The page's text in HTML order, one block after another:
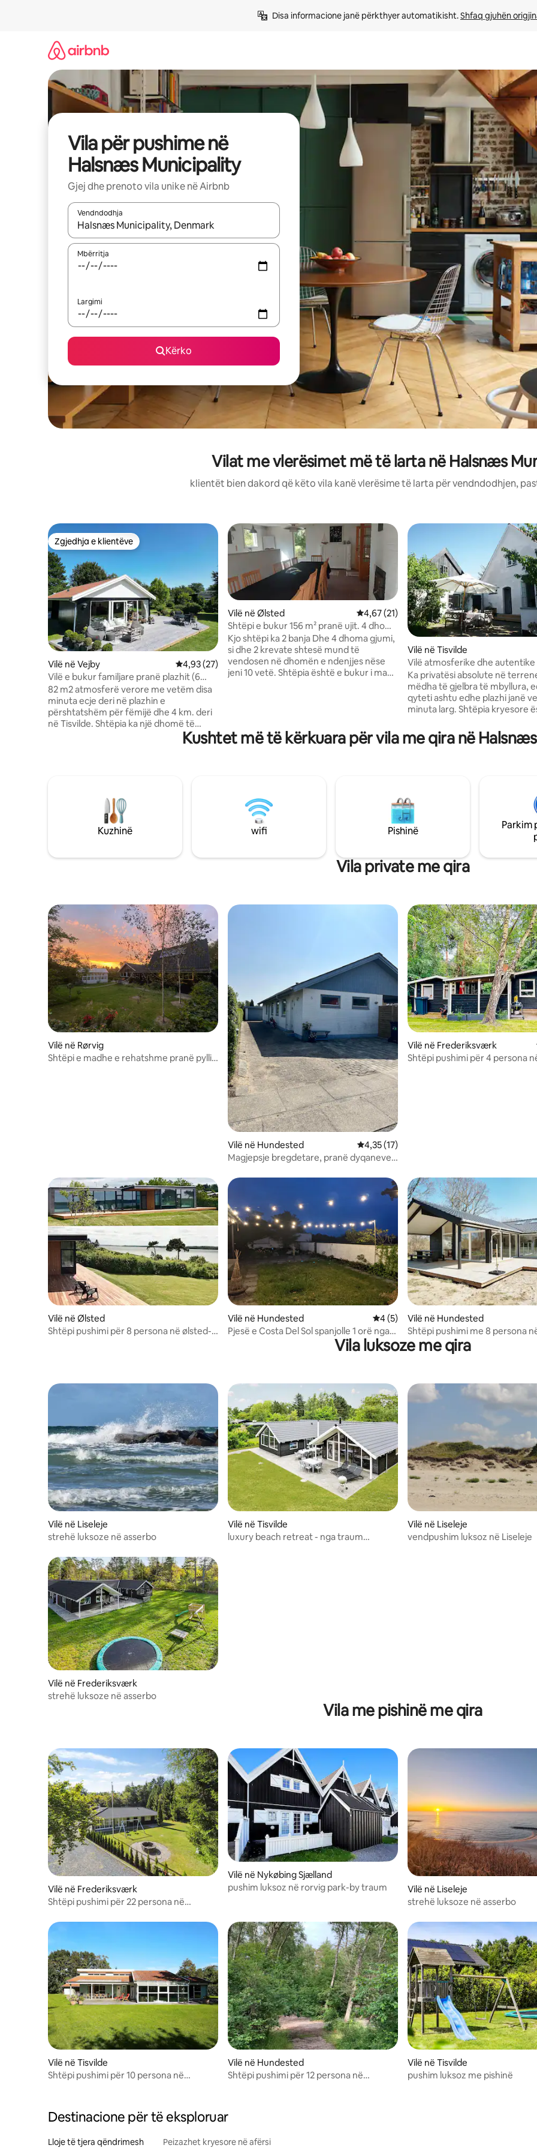
Disa informacione janë përkthyer automatikisht. Shfaq gjuhën
Vila për pushime në
Halsnæs Municipality
Gjej dhe prenoto vila unike në Airbnb
Vendndodhja
Kur rezultatet të jenë të disponueshme, lëviz me butonat e shigjetave lart e poshtë ose eksploro duke prekur ose duke
Mbërritja
Largimi
Kërko
Vilat me vlerësimet më të larta në Halsnæs
klientët bien dakord që këto vila kanë vlerësime të larta për vendndodhjen,
Zgjedhja e klientëve
Zgjedhja e klientëve
Vilë në Vejby Vlerësimi mesatar 4,93 nga 5, 27 vlerësime
4,93 (27)
Vilë e bukur familjare pranë plazhit (6
min)
82 m2 atmosferë verore me vetëm disa
minuta ecje deri në plazhin e
përshtatshëm për fëmijë dhe 4 km. deri
në Tisvilde. Shtëpia ka një dhomë të
madhe ndenjeje të ndritshme / kuzhinë
me dalje të drejtpërdrejtë në një tarracë
dhe lojë. Dritaret e mëdha të dhomës së
ndenjjes bëjnë që edhe nëse jeni ulur
brenda, të mund të shijoni rrezet e
ngrohta të diellit. Pamje e bukur nga
banjë të re të bukur dhe 3 dhoma me
Vilë në Ølsted Vlerësimi mesatar 4,67 nga 5, 21 vlerësime
4,67 (21)
Shtëpi e bukur 156 m² pranë ujit. 4 dhoma
gjumi dhe 2 banja
Kjo shtëpi ka 2 banja Dhe 4 dhoma gjumi,
si dhe 2 krevate shtesë mund të
vendosen në dhomën e ndenjjes nëse
jeni 10 vetë. Shtëpia është e bukur i madh
Drejtimi i automjetit Kopenhagen 45
minuta Hillerød 30 min Mos harro të
publikohen ashtu siç shfaqen në Airbnb.
Vilë në Tisvilde
Vilë atmosferike dhe autentike
Ka privatësi absolute në
mëdha të gjelbra të mbyllura,
qyteti ashtu edhe plazhi janë
minuta larg. Shtëpia kryesore është nga
në gjendje origjinale. Një shtëpi
atmosferike dhe autentike që,
tjera, secila me sharmin e vet;
miqve në oborr në dy kate,
gjelbër në kopsht, si dhe
Kushtet më të kërkuara për vila me qira në
Kuzhinë wifi Pishinë
Parkim
Vila private me qira
Vilë në Rørvig
Shtëpi e madhe e rehatshme pranë pyllit
Vilë në Hundested Vlerësimi mesatar 4,35 nga 5, 17 vlerësime
4,35 (17)
Magjepsje bregdetare, pranë dyqaneve,
Vilë në Frederiksværk
Shtëpi pushimi për 4 persona
Vilë në Ølsted
Shtëpi pushimi për 8 persona në ølsted-
Vilë në Hundested Vlerësimi mesatar 4 nga 5, 5 vlerësime
4 (5)
Pjesë e Costa Del Sol spanjolle 1 orë nga
Vilë në Hundested
Shtëpi pushimi me 8 persona
hundested
Vila luksoze me qira
Vilë në Liseleje
strehë luksoze në asserbo
Vilë në Tisvilde
luxury beach retreat - nga traum
Vilë në Liseleje
vendpushim luksoz në Liseleje
Vilë në Frederiksværk
strehë luksoze në asserbo
Vila me pishinë me qira
Vilë në Frederiksværk
Shtëpi pushimi për 22 persona në
Vilë në Nykøbing Sjælland
pushim luksoz në rorvig park-by traum
Vilë në Liseleje
strehë luksoze në asserbo
Vilë në Tisvilde
Shtëpi pushimi për 10 persona në
Vilë në Hundested
Shtëpi pushimi për 12 persona në
Vilë në Tisvilde
pushim luksoz me pishinë
Destinacione për të eksploruar
Lloje të tjera qëndrimesh Peizazhet kryesore në afërsi